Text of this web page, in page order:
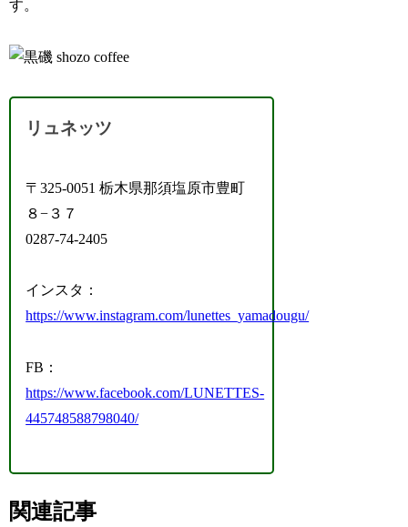
す。
リュネッツ
〒325-0051 栃木県那須塩原市豊町
８−３７
0287-74-2405
インスタ：
https://www.instagram.com/lunettes_yamadougu/
FB：
https://www.facebook.com/LUNETTES-
445748588798040/
関連記事